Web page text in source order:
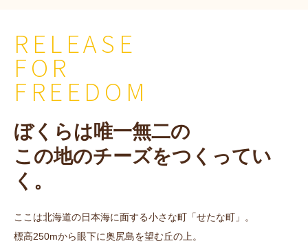
RELEASE
FOR
FREEDOM
ぼくらは唯一無二の
この地のチーズをつくってい
く。
ここは北海道の日本海に面する小さな町「せたな町」。
標高250mから眼下に奥尻島を望む丘の上。